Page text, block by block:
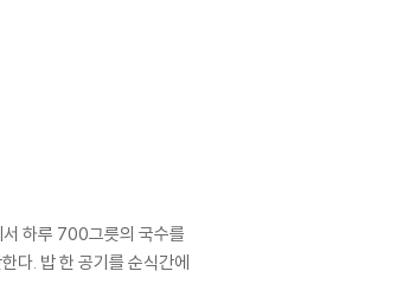
서 하루 700그릇의 국수를
다. 밥 한 공기를 순식간에